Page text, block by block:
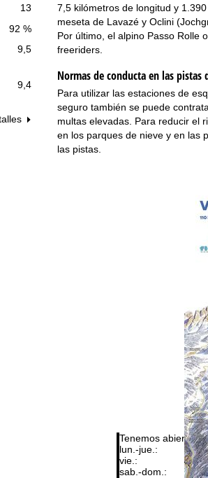
Tenemos abierto
lun.-jue.:
vie.:
sab.-dom.:
13
92 %
9,5
9,4
7,5 kilómetros de longitud y
meseta de Lavazé y Oclini
Por último, el alpino Passo Rolle
freeriders.
Normas de conducta en las pistas
Para utilizar las estaciones de
seguro también se puede
multas elevadas. Para reducir el
en los parques de nieve y en las
las pistas.